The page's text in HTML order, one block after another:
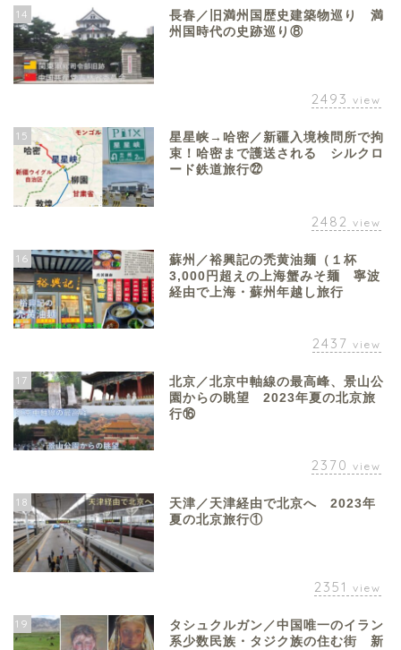
14
長春／旧満州国歴史建築物巡り 満
州国時代の史跡巡り⑧
2493 view
15
星星峡→哈密／新疆入境検問所で拘
束！哈密まで護送される シルクロ
ード鉄道旅行㉒
2482 view
16
蘇州／裕興記の禿黄油麺（１杯
3,000円超えの上海蟹みそ麺 寧波
経由で上海・蘇州年越し旅行
2437 view
17
北京／北京中軸線の最高峰、景山公
園からの眺望 2023年夏の北京旅
行⑯
2370 view
18
天津／天津経由で北京へ 2023年
夏の北京旅行①
2351 view
19
タシュクルガン／中国唯一のイラン
系少数民族・タジク族の住む街 新